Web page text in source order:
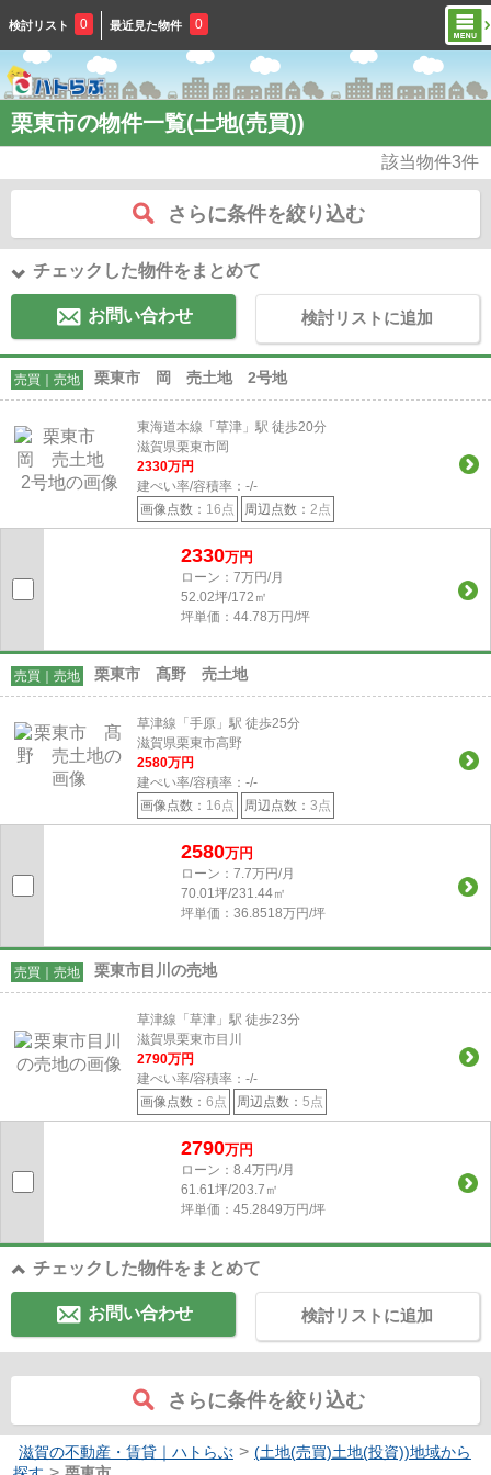
検討リスト 0 最近見た物件 0
栗東市の物件一覧(土地(売買))
該当物件3件
さらに条件を絞り込む
チェックした物件をまとめて
お問い合わせ 検討リストに追加
売買｜売地 栗東市 岡 売土地 2号地
東海道本線「草津」駅 徒歩20分
滋賀県栗東市岡
2330万円
建ぺい率/容積率： -/-
画像点数： 16点 周辺点数： 2点
2330万円
ローン：7万円/月
52.02坪/172㎡
坪単価：44.78万円/坪
売買｜売地 栗東市 髙野 売土地
草津線「手原」駅 徒歩25分
滋賀県栗東市高野
2580万円
建ぺい率/容積率： -/-
画像点数： 16点 周辺点数： 3点
2580万円
ローン：7.7万円/月
70.01坪/231.44㎡
坪単価：36.8518万円/坪
売買｜売地 栗東市目川の売地
草津線「草津」駅 徒歩23分
滋賀県栗東市目川
2790万円
建ぺい率/容積率： -/-
画像点数： 6点 周辺点数： 5点
2790万円
ローン：8.4万円/月
61.61坪/203.7㎡
坪単価：45.2849万円/坪
チェックした物件をまとめて
お問い合わせ 検討リストに追加
さらに条件を絞り込む
滋賀の不動産・賃貸｜ハトらぶ > (土地(売買)土地(投資))地域から